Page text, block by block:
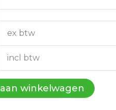
ex btw
incl btw
winkelwagen